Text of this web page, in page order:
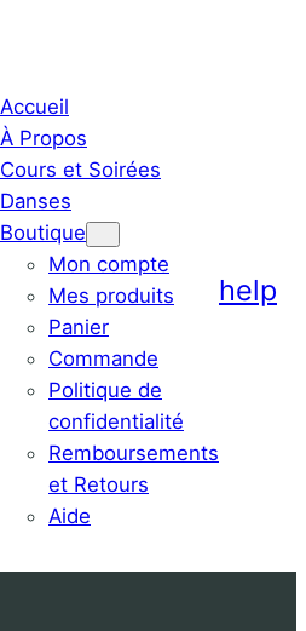
Accueil
À Propos
Cours et Soirées
Danses
Boutique
Mon compte
Mes produits
Panier
Commande
Politique de
confidentialité
Remboursements
et Retours
Aide
help